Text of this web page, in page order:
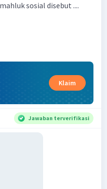
sosial disebut ....
Klaim
Jawaban terverifikasi